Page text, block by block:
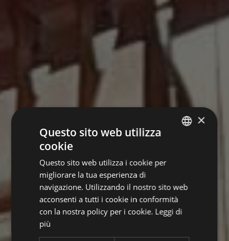
GERMAN
×
Questo sito web utilizza
cookie
Questo sito web utilizza i cookie per
migliorare la tua esperienza di
navigazione. Utilizzando il nostro sito web
acconsenti a tutti i cookie in conformità
con la nostra policy per i cookie. Leggi di
più